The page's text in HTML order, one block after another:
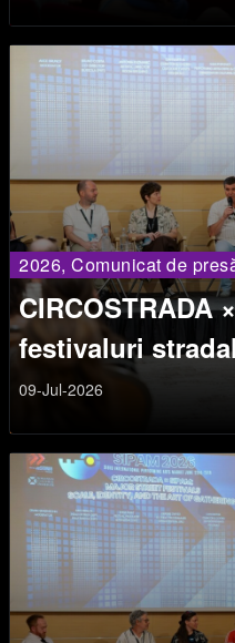
2026, Comunicat de
CIRCOSTRADA
festivaluri
identitate și arta
09-Jul-2026